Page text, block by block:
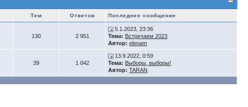
Тем Ответов Последнее сообщение
130 2 951
5.1.2023, 23:36
Тема: Встречаем 2023
Автор: elenam
39 1 042
13.9.2022, 0:59
Тема: Выборы, выборы!
Автор: TARAN